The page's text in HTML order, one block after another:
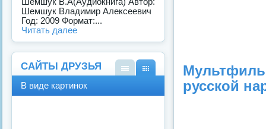
русской
Шемшук Владимир Алексеевич
Год: 2009 Формат:...
Читать далее
САЙТЫ ДРУЗЬЯ
В виде картинок